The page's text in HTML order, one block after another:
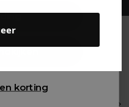
korting